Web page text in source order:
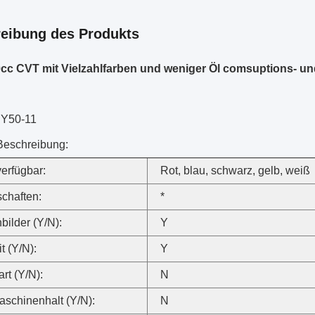
des Produkts
CVT mit Vielzahlfarben und weniger Öl comsuptions-
11
Rot, blau, schwarz, gelb, weiß
*
(Y/N): Y
(Y/N): Y
(Y/N): N
(Y/N): N